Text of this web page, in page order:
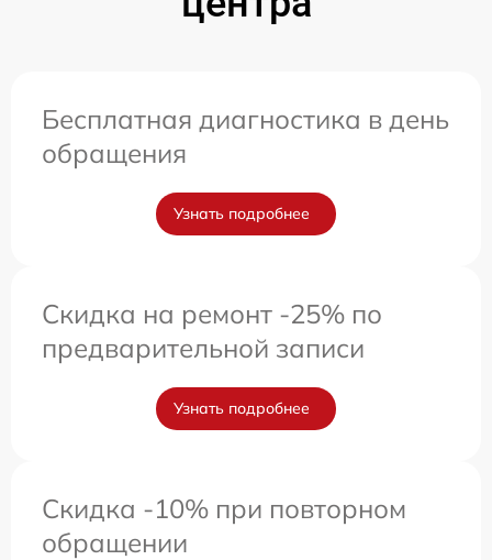
Бесплатная диагностика в день
обращения
Узнать подробнее
Скидка на ремонт -25% по
предварительной записи
Узнать подробнее
Скидка -10% при повторном
обращении